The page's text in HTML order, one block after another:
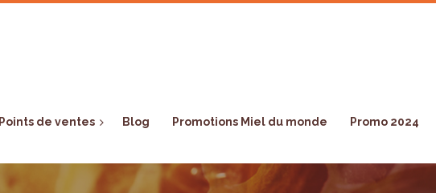
Points de ventes Blog Promotions Miel du monde Promo 2024